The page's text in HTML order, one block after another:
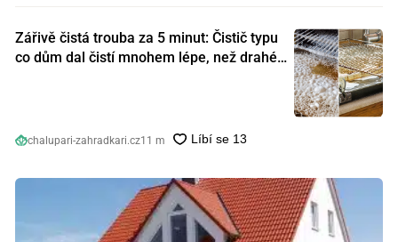
Zářivě čistá trouba za 5 minut: Čistič typu
co dům dal čistí mnohem lépe, než drahé
chalupari-zahradkari.cz11 m